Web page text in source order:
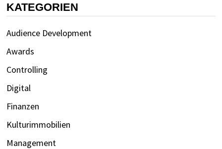
KATEGORIEN
Audience Development
Awards
Controlling
Digital
Finanzen
Kulturimmobilien
Management